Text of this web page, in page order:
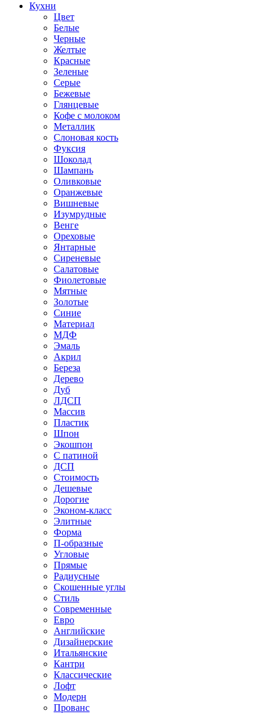
Кухни
Цвет
Белые
Черные
Желтые
Красные
Зеленые
Серые
Бежевые
Глянцевые
Кофе с молоком
Металлик
Слоновая кость
Фуксия
Шоколад
Шампань
Оливковые
Оранжевые
Вишневые
Изумрудные
Венге
Ореховые
Янтарные
Сиреневые
Салатовые
Фиолетовые
Мятные
Золотые
Синие
Материал
МДФ
Эмаль
Акрил
Береза
Дерево
Дуб
ЛДСП
Массив
Пластик
Шпон
Экошпон
С патиной
ДСП
Стоимость
Дешевые
Дорогие
Эконом-класс
Элитные
Форма
П-образные
Угловые
Прямые
Радиусные
Скошенные углы
Стиль
Современные
Евро
Английские
Дизайнерские
Итальянские
Кантри
Классические
Лофт
Модерн
Прованс